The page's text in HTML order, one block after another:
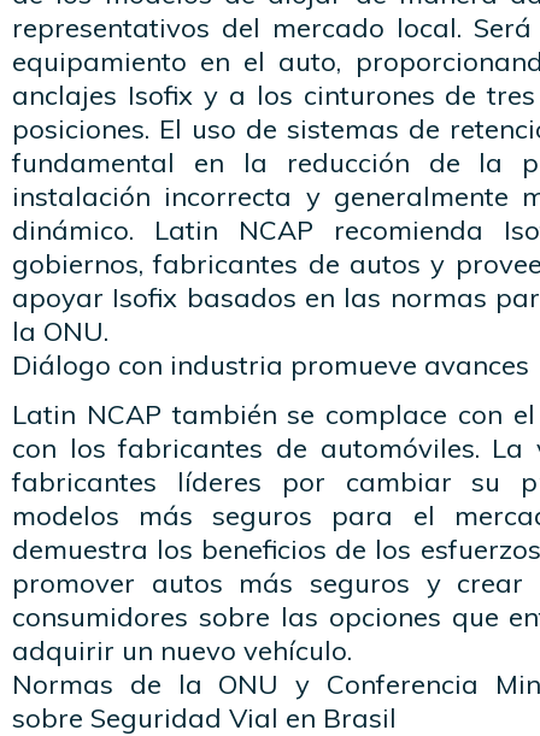
representativos del mercado local.
equipamiento en el auto,
anclajes Isofix y a los cinturones de
posiciones. El uso de sistemas de
fundamental en la reducción de la
instalación incorrecta y generalmente
dinámico. Latin NCAP recomienda
gobiernos, fabricantes de autos y
apoyar Isofix basados en las normas
la ONU.
Diálogo con industria promueve avances
Latin NCAP también se complace con
con los fabricantes de automóviles. La
fabricantes líderes por cambiar su
modelos más seguros para el
demuestra los beneficios de los
promover autos más seguros y crear
consumidores sobre las opciones que
adquirir un nuevo vehículo.
Normas de la ONU y Conferencia
sobre Seguridad Vial en Brasil